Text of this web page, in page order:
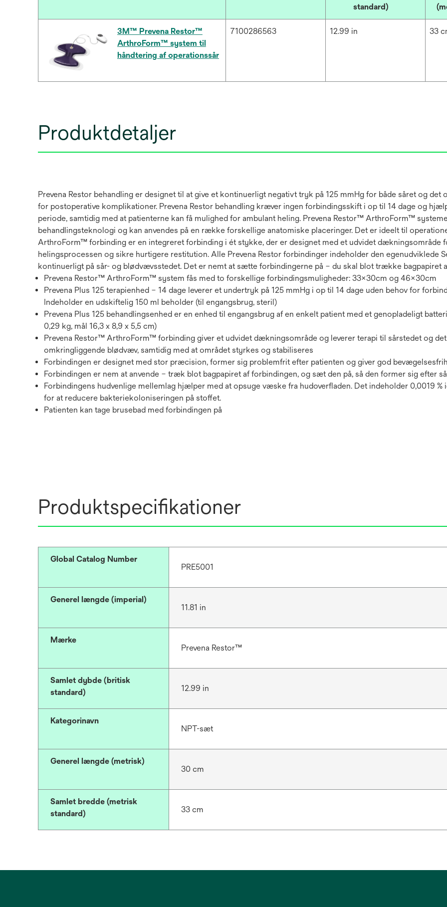
standard)
3M™ Prevena Restor™
ArthroForm™ system til
håndtering af operationssår
7100286563 12.99 in 33
Produktdetaljer
Prevena Restor behandling er designet til at give et kontinuerligt negativt tryk på 125 mmHg for både såret og
for postoperative komplikationer. Prevena Restor behandling kræver ingen forbindingsskift i op til 14 dage og
periode, samtidig med at patienterne kan få mulighed for ambulant heling. Prevena Restor™ ArthroForm™
behandlingsteknologi og kan anvendes på en række forskellige anatomiske placeringer. Det er ideelt til
ArthroForm™ forbinding er en integreret forbinding i ét stykke, der er designet med et udvidet dækningsområde
helingsprocessen og sikre hurtigere restitution. Alle Prevena Restor forbindinger indeholder den egenudviklede
kontinuerligt på sår- og blødvævsstedet. Det er nemt at sætte forbindingerne på – du skal blot trække bagpapiret
Prevena Restor™ ArthroForm™ system fås med to forskellige forbindingsmuligheder: 33x30cm og 46x30cm
Prevena Plus 125 terapienhed – 14 dage leverer et undertryk på 125 mmHg i op til 14 dage uden behov for
Indeholder en udskiftelig 150 ml beholder (til engangsbrug, steril)
Prevena Plus 125 behandlingsenhed er en enhed til engangsbrug af en enkelt patient med et genopladeligt
0,29 kg, mål 16,3 x 8,9 x 5,5 cm)
Prevena Restor™ ArthroForm™ forbinding giver et udvidet dækningsområde og leverer terapi til sårstedet og det
omkringliggende blødvæv, samtidig med at området styrkes og stabiliseres
Forbindingen er designet med stor præcision, former sig problemfrit efter patienten og giver god
Forbindingen er nem at anvende – træk blot bagpapiret af forbindingen, og sæt den på, så den former sig efter
Forbindingens hudvenlige mellemlag hjælper med at opsuge væske fra hudoverfladen. Det indeholder 0,0019 %
for at reducere bakteriekoloniseringen på stoffet.
Patienten kan tage brusebad med forbindingen på
Produktspecifikationer
Global Catalog Number
PRE5001
Generel længde (imperial)
11.81 in
Mærke
Prevena Restor™
Samlet dybde (britisk
standard)
12.99 in
Kategorinavn
NPT-sæt
Generel længde (metrisk)
30 cm
Samlet bredde (metrisk
standard)
33 cm